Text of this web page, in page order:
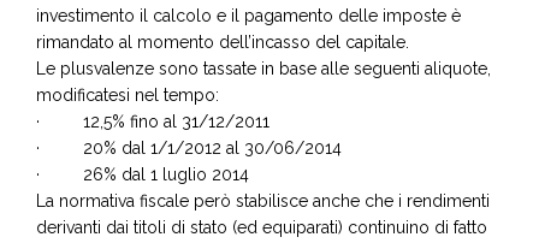
investimento il calcolo e il pagamento delle imposte è
rimandato al momento dell’incasso del capitale.
Le plusvalenze sono tassate in base alle seguenti aliquote,
modificatesi nel tempo:
· 12,5% fino al 31/12/2011
· 20% dal 1/1/2012 al 30/06/2014
· 26% dal 1 luglio 2014
La normativa fiscale però stabilisce anche che i rendimenti
derivanti dai titoli di stato (ed equiparati) continuino di fatto